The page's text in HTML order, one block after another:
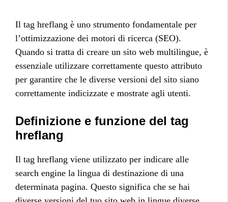
Il tag hreflang è uno strumento fondamentale per
l’ottimizzazione dei motori di ricerca (SEO).
Quando si tratta di creare un sito web multilingue, è
essenziale utilizzare correttamente questo attributo
per garantire che le diverse versioni del sito siano
correttamente indicizzate e mostrate agli utenti.
Definizione e funzione del tag
hreflang
Il tag hreflang viene utilizzato per indicare alle
search engine la lingua di destinazione di una
determinata pagina. Questo significa che se hai